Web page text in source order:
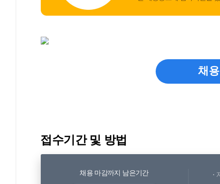
채
접수기간 및 방법
채용 마감까지 남은기간